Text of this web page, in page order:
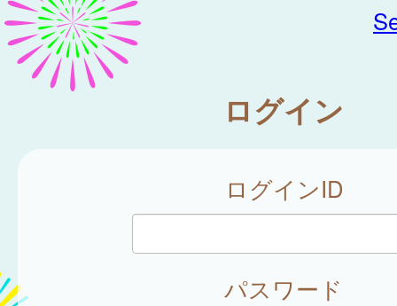
ログイン
ログインID
パスワード